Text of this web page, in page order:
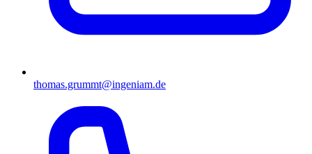
thomas.grummt@ingeniam.de